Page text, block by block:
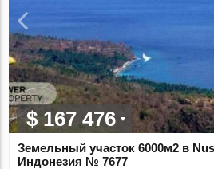
$ 167 476
Земельный участок 6000м2 в
Индонезия № 7677